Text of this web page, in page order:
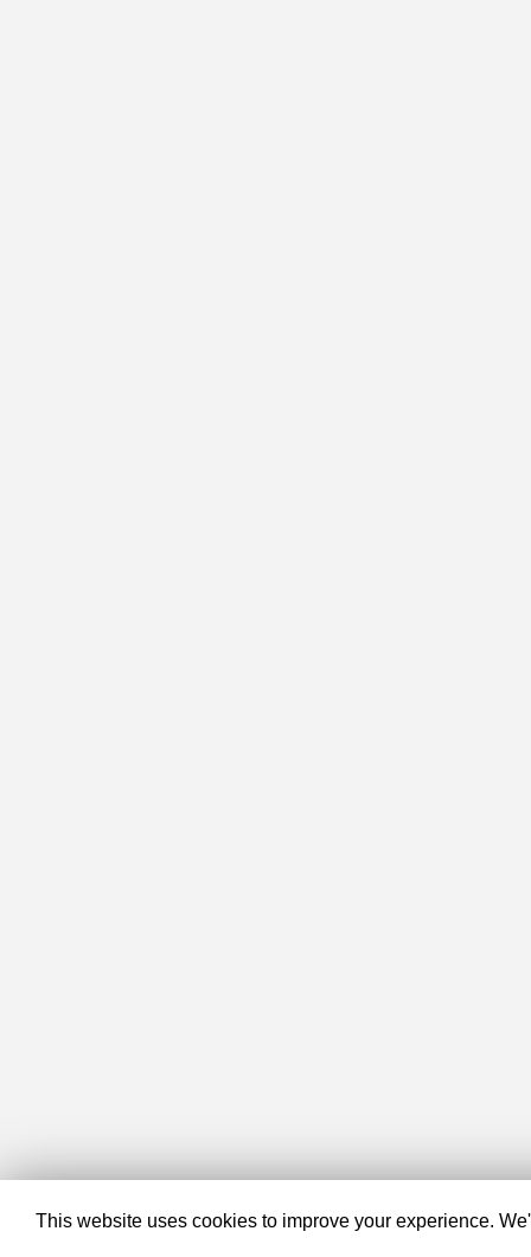
This website uses cookies to improve your experience.